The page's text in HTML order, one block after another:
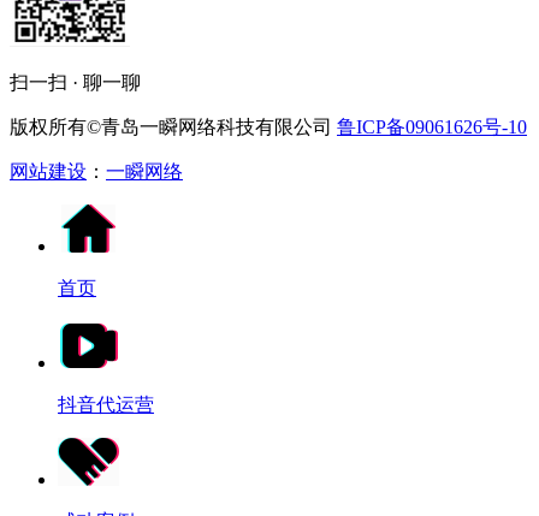
扫一扫 · 聊一聊
版权所有©青岛一瞬网络科技有限公司 鲁ICP备09061626号-10
网站建设 ： 一瞬网络
首页
抖音代运营